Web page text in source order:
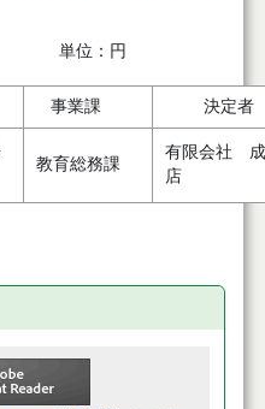
円
事業課 決定者
教育総務課
有限会社
店